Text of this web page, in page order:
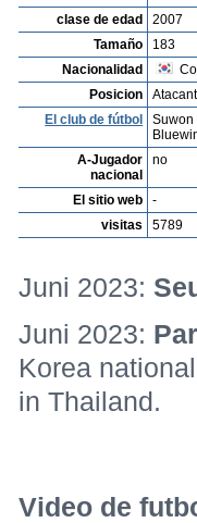
clase de edad
2007
Tamaño
183
Nacionalidad
Posicion
El club de fútbol
Suwon
A-Jugador
nacional
no
El sitio web
-
visitas
5789
Juni 2023:
Juni 2023:
Korea
in Thailand.
Video de